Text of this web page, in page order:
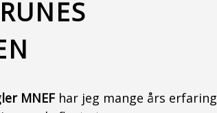
MNEF har jeg mange års erfaring